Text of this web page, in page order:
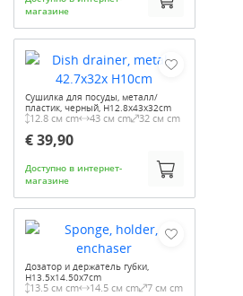
магазине
Сушилка для посуды, металл/
пластик, черный, H12.8x43x32cm
12.8 см cm 43 см cm 32 см cm
€ 39,90
Доступно в интернет-
магазине
Дозатор и держатель губки,
H13.5x14.50x7cm
13.5 см cm 14.5 см cm 7 см cm